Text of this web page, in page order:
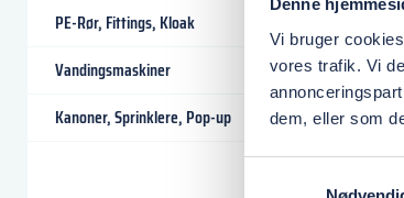
Denne
Vi bruger
vores trafik. Vi
dem, eller som
PE-Rør, Fittings, Kloak
Vandingsmaskiner
Kanoner, Sprinklere, Pop-up
Varenr.: